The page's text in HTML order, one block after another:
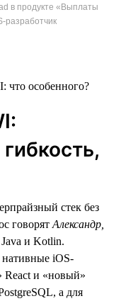
в продукте «Выплаты
разработчик
стек без
говорят Александр,
и Kotlin.
нативные iOS-
и «новый»
а для